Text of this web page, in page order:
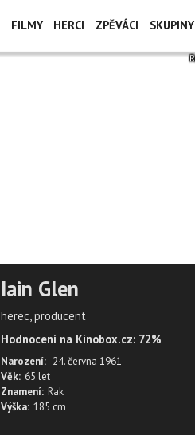
FILMY HERCI ZPĚVÁCI SKUPINY
Iain Glen
herec, producent
Hodnocení na Kinobox.cz: 72%
Narození: 24. června 1961
Věk: 65 let
Znamení: Rak
Výška: 185 cm